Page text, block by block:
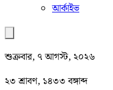
আর্কাইভ
শুক্রবার, ৭ আগস্ট, ২০২৬
২৩ শ্রাবণ, ১৪৩৩ বঙ্গাব্দ